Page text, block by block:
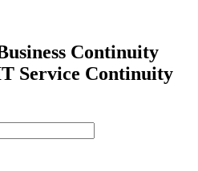
Continuity
Service Continuity